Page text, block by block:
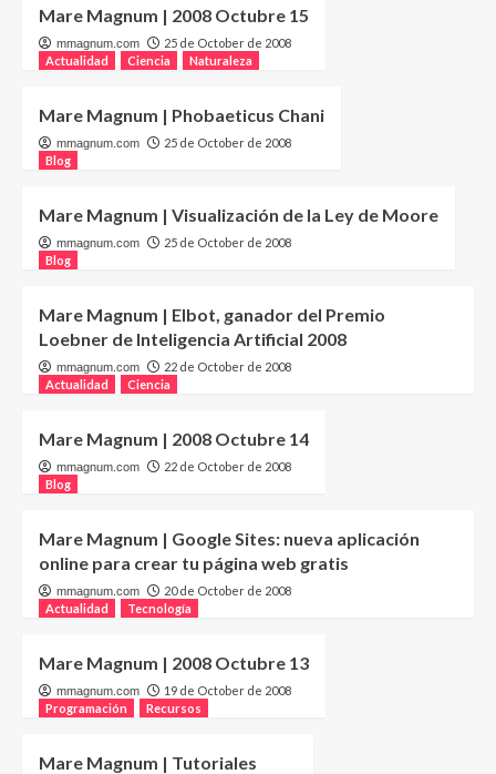
Mare Magnum | 2008 Octubre 15
mmagnum.com
25 de October de 2008
Actualidad
Ciencia Naturaleza
Mare Magnum | Phobaeticus Chani
mmagnum.com
25 de October de 2008
Blog
Mare Magnum | Visualización de la Ley de Moore
mmagnum.com
25 de October de 2008
Blog
Mare Magnum | Elbot, ganador del Premio
Loebner de Inteligencia Artificial 2008
mmagnum.com
22 de October de 2008
Actualidad
Ciencia
Mare Magnum | 2008 Octubre 14
mmagnum.com
22 de October de 2008
Blog
Mare Magnum | Google Sites: nueva aplicación
online para crear tu página web gratis
mmagnum.com
20 de October de 2008
Actualidad
Tecnología
Mare Magnum | 2008 Octubre 13
mmagnum.com
19 de October de 2008
Programación
Recursos
Mare Magnum | Tutoriales